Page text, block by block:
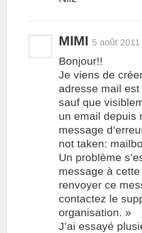
MIMI 5 août
Bonjour!!
Je viens de
adresse mail
sauf que
un email depuis
message
not taken:
Un problème
message à
renvoyer ce
contactez le
organisation. »
J’ai essayé